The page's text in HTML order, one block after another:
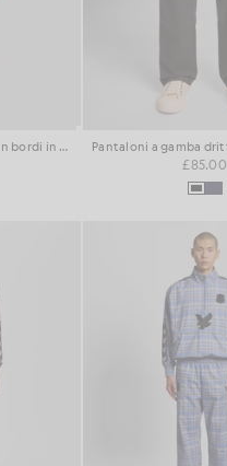
Pantaloni da ginnastica con bordi in cotone
£85.00